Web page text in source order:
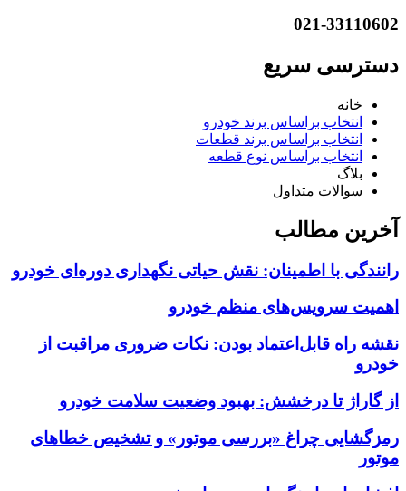
021-33110602
دسترسی سریع
خانه
انتخاب براساس برند خودرو
انتخاب براساس برند قطعات
انتخاب براساس نوع قطعه
بلاگ
سوالات متداول
آخرین مطالب
رانندگی با اطمینان: نقش حیاتی نگهداری دوره‌ای خودرو
اهمیت سرویس‌های منظم خودرو
نقشه راه قابل‌اعتماد بودن: نکات ضروری مراقبت از
خودرو
از گاراژ تا درخشش: بهبود وضعیت سلامت خودرو
رمزگشایی چراغ «بررسی موتور» و تشخیص خطاهای
موتور